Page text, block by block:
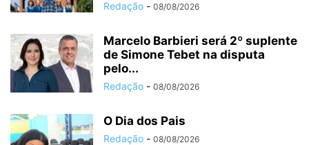
Redação - 08/08/2026
Marcelo Barbieri será 2º suplente
de Simone Tebet na disputa
pelo...
Redação - 08/08/2026
O Dia dos Pais
Redação - 08/08/2026